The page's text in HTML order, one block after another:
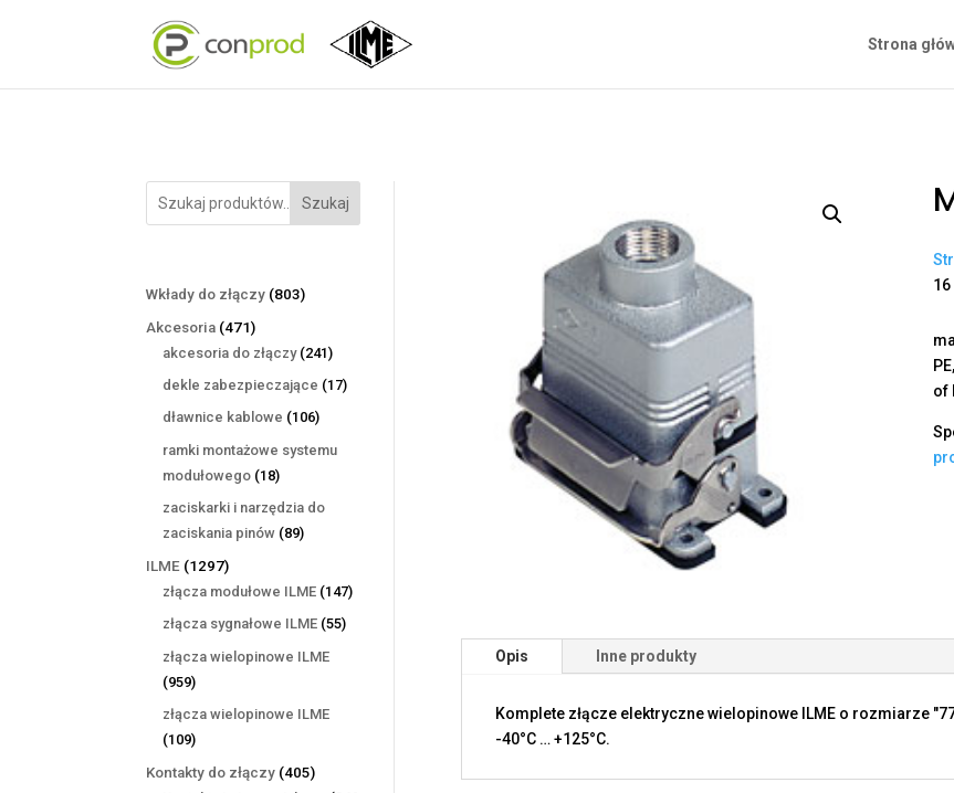
Strona
Szukaj
Wkłady do złączy 803803
Akcesoria 471471
produktów
akcesoria do złączy 241241
produktów
dekle zabezpieczające 1717
dławnice kablowe 106106
ramki montażowe systemu
modułowego 1818
produktów
zaciskarki i narzędzia do
zaciskania pinów 8989
ILME 12971297
produktów
złącza modułowe ILME 147147
złącza sygnałowe ILME 5555
złącza wielopinowe ILME
959959
produktów
złącza wielopinowe ILME
109109
produktów
Kontakty do złączy 405405
16
of
Opis Inne produkty
Komplete złącze elektryczne wielopinowe ILME o rozmiarze
-40°C … +125°C.